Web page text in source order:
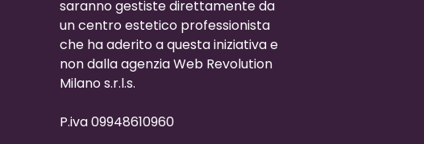
saranno gestiste direttamente da
un centro estetico professionista
che ha aderito a questa iniziativa e
non dalla agenzia Web Revolution
Milano s.r.l.s.
P.iva 09948610960